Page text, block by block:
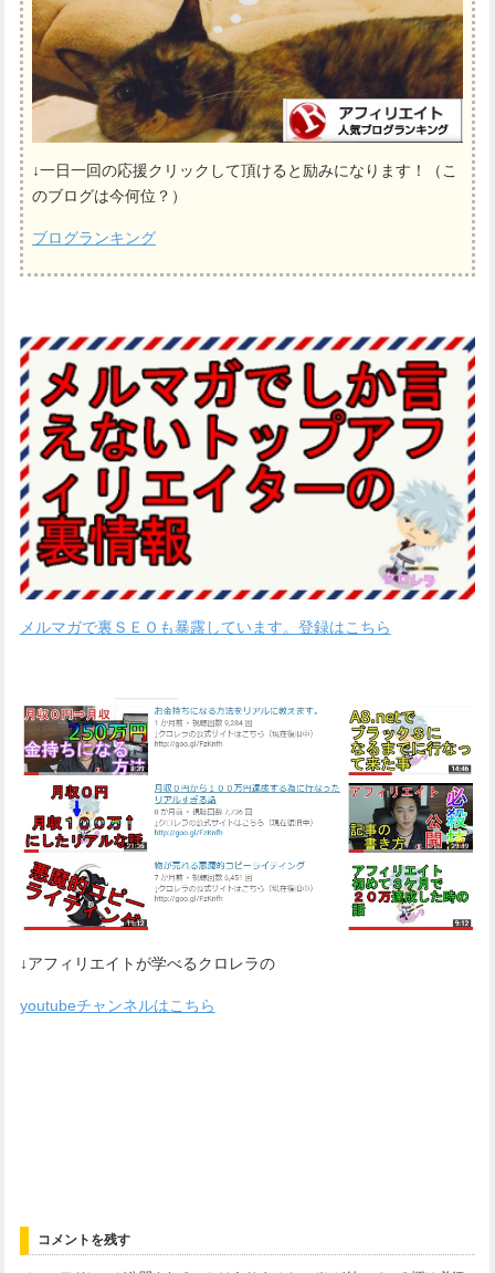
↓一日一回の応援クリックして頂けると励みになります！（こ
のブログは今何位？）
ブログランキング
メルマガで裏ＳＥＯも暴露しています。登録はこちら
↓アフィリエイトが学べるクロレラの
youtubeチャンネルはこちら
コメントを残す